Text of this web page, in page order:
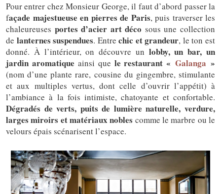
Pour entrer chez Monsieur George, il faut d’abord passer la
façade majestueuse en pierres de Paris, puis traverser les
chaleureuses portes d’acier art déco sous une collection
de lanternes suspendues. Entrechic et grandeur, le ton est
donné. À l’intérieur, on découvre un lobby, un bar, un
jardin aromatique ainsi que le restaurant «Galanga »
(nom d’une plante rare, cousine du gingembre, stimulante
et aux multiples vertus, dont celle d’ouvrir l’appétit) à
l’ambiance à la fois intimiste, chatoyante et confortable.
Dégradés de verts, puits de lumière naturelle, verdure,
larges miroirs et matériaux nobles comme le marbre ou le
velours épais scénarisent l’espace.